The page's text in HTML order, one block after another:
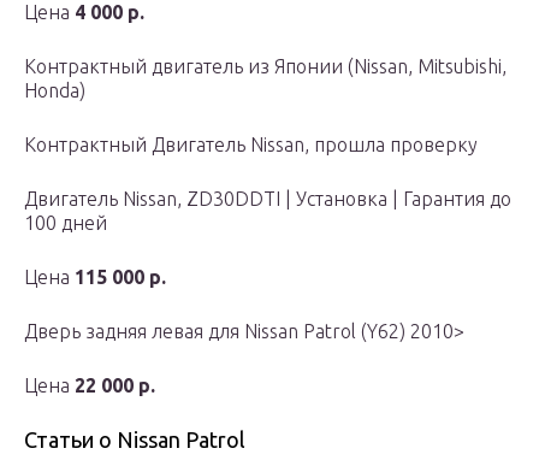
Цена 4 000 р.
Контрактный двигатель из Японии (Nissan, Mitsubishi,
Honda)
Контрактный Двигатель Nissan, прошла проверку
Двигатель Nissan, ZD30DDTI | Установка | Гарантия до
100 дней
Цена 115 000 р.
Дверь задняя левая для Nissan Patrol (Y62) 2010>
Цена 22 000 р.
Статьи о Nissan Patrol